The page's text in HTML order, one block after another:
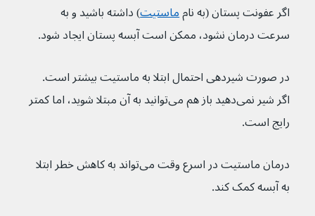
اگر عفونت پستان (به نام ماستیت) داشته باشید و به
سرعت درمان نشود، ممکن است آبسه پستان ایجاد شود.
در صورت شیردهی احتمال ابتلا به ماستیت بیشتر است.
اگر شیر نمی‌دهید باز هم می‌توانید به آن مبتلا شوید، اما کمتر
رایج است.
درمان ماستیت در اسرع وقت می‌تواند به کاهش خطر ابتلا
به آبسه کمک کند.